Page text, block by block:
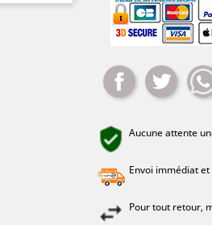
PartagerTweet
Aucune attente
Envoi immédiat
Pour tout retour,